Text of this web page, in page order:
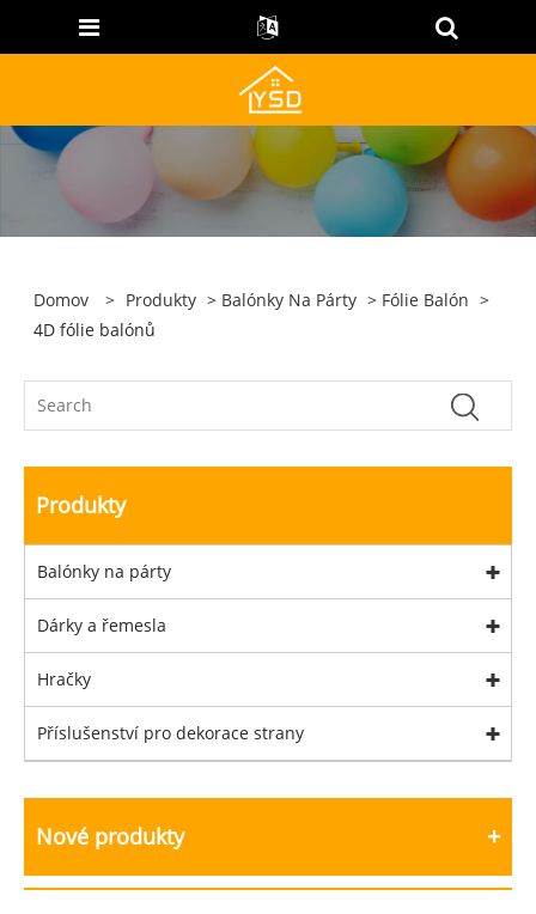
Domov > Produkty > Balónky Na Párty > Fólie Balón >
4D fólie balónů
Produkty
Balónky na párty
Dárky a řemesla
Hračky
Příslušenství pro dekorace strany
Nové produkty